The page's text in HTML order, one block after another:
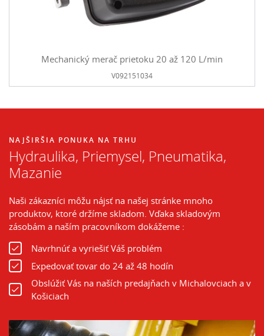
Mechanický merač prietoku 20 až 120 L/min
V092151034
NAJŠIRŠIA PONUKA NA TRHU
Hydraulika, Priemysel, Pneumatika,
Mazanie
Naši zákazníci môžu nájsť na našej stránke mnoho
produktov, ktoré držíme skladom. Vďaka skladovým
zásobám a naším pracovníkom dokážeme :
Navrhnúť a vyriešiť Váš problém
Expedovať tovar do 24 až 48 hodín
Obslúžiť Vás na naších predajňach v Michalovciach a v
Košiciach